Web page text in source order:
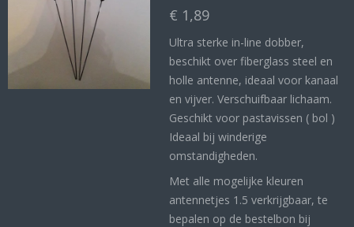
€ 1,89
Ultra sterke in-line dobber,
beschikt over fiberglass steel en
holle antenne, ideaal voor kanaal
en vijver. Verschuifbaar lichaam.
Geschikt voor pastavissen ( bol )
Ideaal bij winderige
omstandigheden.
Met alle mogelijke kleuren
antennetjes 1.5 verkrijgbaar, te
bepalen op de bestelbon bij